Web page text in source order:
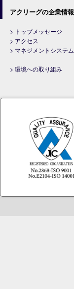
アクリーグの企業情報
> トップメッセージ
> アクセス
> マネジメントシステム
> 環境への取り組み